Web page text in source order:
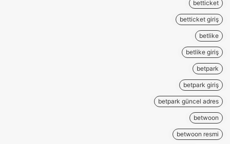
betticket
betticket giriş
betlike
betlike giriş
betpark
betpark giriş
betpark güncel adres
betwoon
betwoon resmi